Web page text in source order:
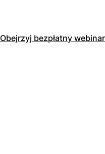
Obejrzyj bezpłatny webinar